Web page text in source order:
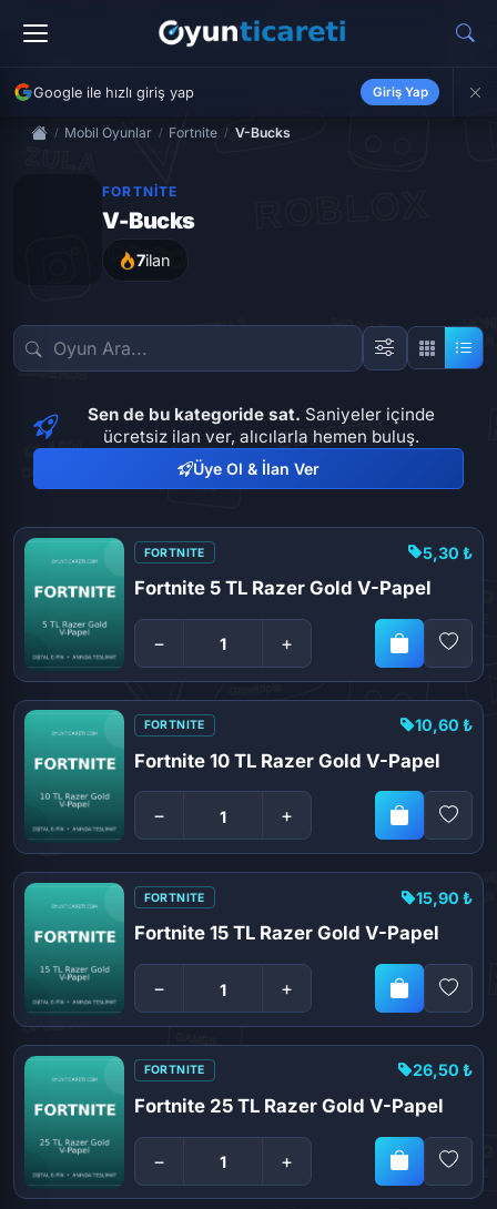
Google ile hızlı giriş yap Giriş Yap
Mobil Oyunlar Fortnite V-Bucks
FORTNITE
V-Bucks
7ilan
Sen de bu kategoride sat. Saniyeler içinde
ücretsiz ilan ver, alıcılarla hemen buluş.
Üye Ol & İlan Ver
FORTNITE
Fortnite 5 TL Razer Gold V-Papel
− +
5,30 ₺
FORTNITE
Fortnite 10 TL Razer Gold V-Papel
− +
10,60 ₺
FORTNITE
Fortnite 15 TL Razer Gold V-Papel
− +
15,90 ₺
FORTNITE
Fortnite 25 TL Razer Gold V-Papel
− +
26,50 ₺